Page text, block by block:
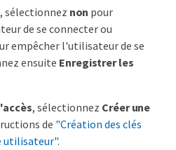
, sélectionnez non pour
de se connecter ou
empêcher l'utilisateur de se
ensuite Enregistrer les
, sélectionnez Créer une
de "Création des clés
utilisateur".